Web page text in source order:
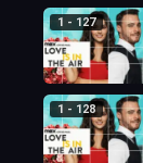
1 - 127
1 - 128